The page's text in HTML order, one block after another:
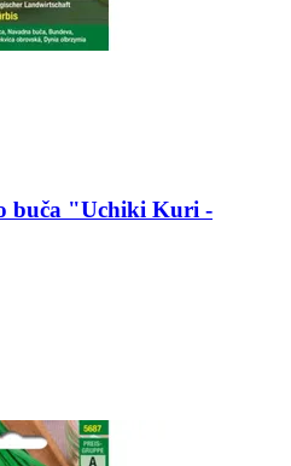
buča "Uchiki Kuri -​